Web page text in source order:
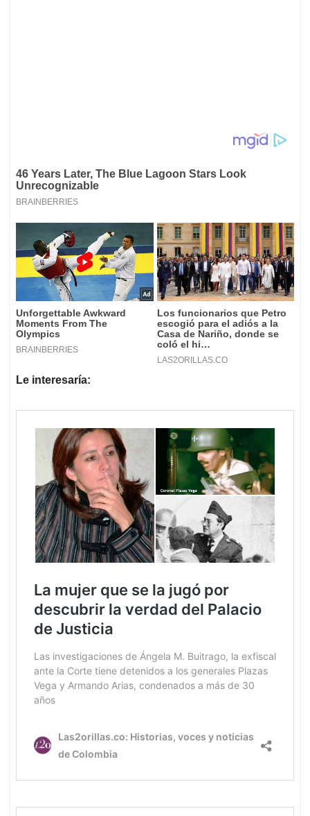
Le interesaría: